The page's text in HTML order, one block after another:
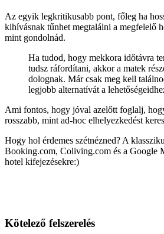
Az egyik legkritikusabb pont, főleg ha
kihívásnak tűnhet megtalálni a megfelelő
mint gondolnád.
Ha tudod, hogy mekkora időtávra
tudsz ráfordítani, akkor a matek
dolognak. Már csak meg kell
legjobb alternatívát a
Ami fontos, hogy jóval azelőtt foglalj,
rosszabb, mint ad-hoc elhelyezkedést
Hogy hol érdemes szétnézned? A
Booking.com, Coliving.com és a Google
hotel kifejezésekre:)
Kötelező felszerelés